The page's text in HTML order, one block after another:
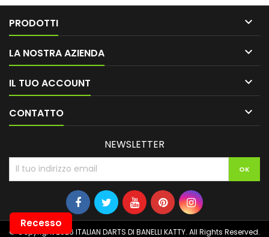
PRODOTTI 
LA NOSTRA AZIENDA 
IL TUO ACCOUNT 
CONTATTO 
NEWSLETTER
© Copyright 2026 ITALIAN DARTS DI BANELLI KATTY. All Rights Reserved.
Recesso